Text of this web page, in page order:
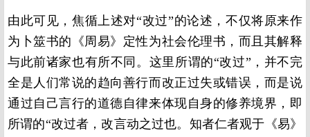
由此可见，焦循上述对“改过”的论述，不仅将原来作
为卜筮书的《周易》定性为社会伦理书，而且其解释
与此前诸家也有所不同。这里所谓的“改过”，并不完
全是人们常说的趋向善行而改正过失或错误，而是说
通过自己言行的道德自律来体现自身的修养境界，即
所谓的“改过者，改言动之过也。知者仁者观于《易》